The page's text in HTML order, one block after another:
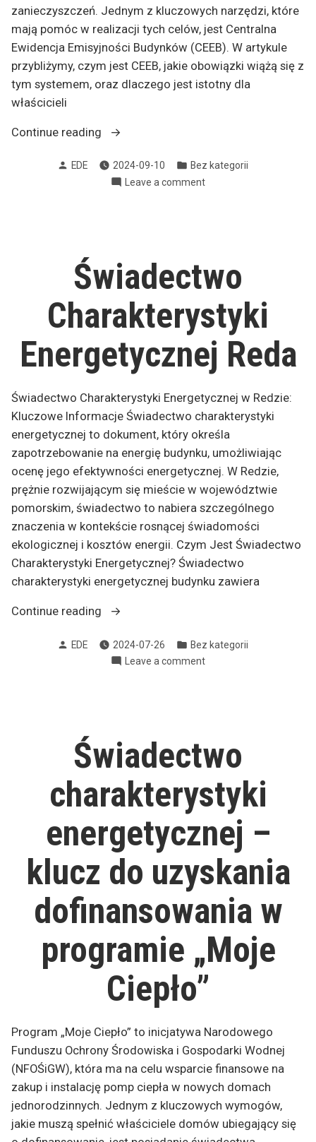
zanieczyszczeń. Jednym z kluczowych narzędzi, które
mają pomóc w realizacji tych celów, jest Centralna
Ewidencja Emisyjności Budynków (CEEB). W artykule
przybliżymy, czym jest CEEB, jakie obowiązki wiążą się z
tym systemem, oraz dlaczego jest istotny dla
właścicieli
Continue reading
„CEEB
Centralna
Ewidencja
jest
dlaczego
ważna?”
Posted
EDE 2024-09-10
Posted
in
Bez kategorii
Leave a commenton
Budynków:
Co
jest
dlaczego
jest
Świadectwo
Charakterystyki
Energetycznej Reda
Świadectwo Charakterystyki Energetycznej w Redzie:
Kluczowe Informacje Świadectwo charakterystyki
energetycznej to dokument, który określa
zapotrzebowanie na energię budynku, umożliwiając
ocenę jego efektywności energetycznej. W Redzie,
prężnie rozwijającym się mieście w województwie
pomorskim, świadectwo to nabiera szczególnego
znaczenia w kontekście rosnącej świadomości
ekologicznej i kosztów energii. Czym Jest Świadectwo
Charakterystyki Energetycznej? Świadectwo
charakterystyki energetycznej budynku zawiera
Continue reading
„Świadectwo
Energetycznej
Reda”
Posted
EDE 2024-07-26
Posted
in
Bez kategorii
Leave a commenton
Świadectwo
charakterystyki
energetycznej –
klucz do uzyskania
dofinansowania w
programie „Moje
Ciepło”
Program „Moje Ciepło” to inicjatywa Narodowego
Funduszu Ochrony Środowiska i Gospodarki Wodnej
(NFOŚiGW), która ma na celu wsparcie finansowe na
zakup i instalację pomp ciepła w nowych domach
jednorodzinnych. Jednym z kluczowych wymogów,
jakie muszą spełnić właściciele domów ubiegający się